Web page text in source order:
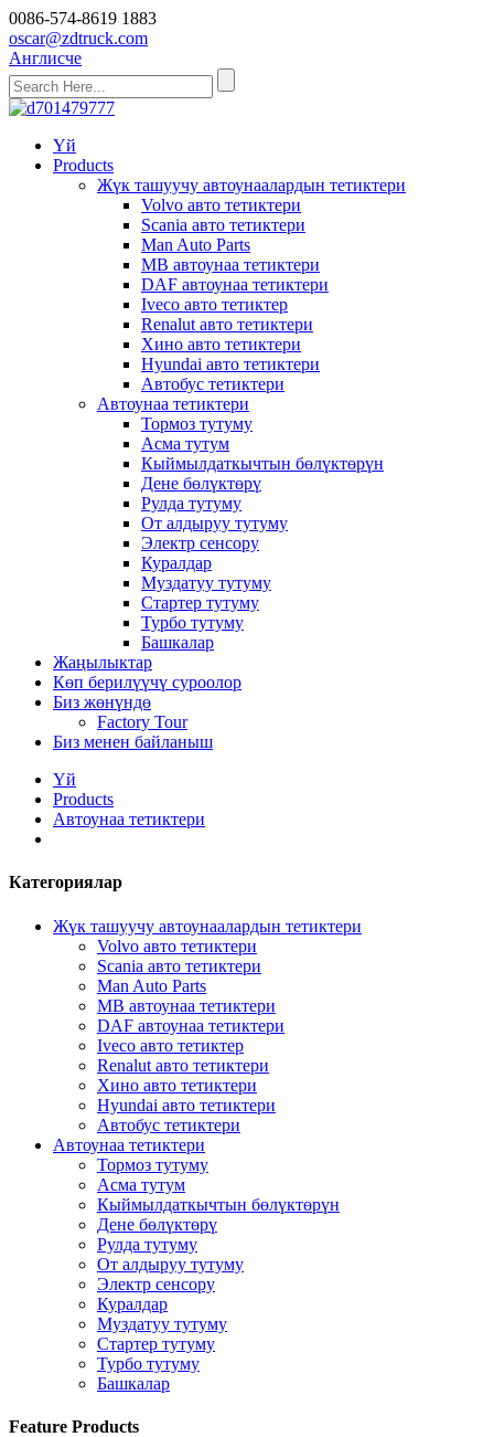
0086-574-8619 1883
oscar@zdtruck.com
Англисче
Үй
Products
Жүк ташуучу автоунаалардын тетиктери
Volvo авто тетиктери
Scania авто тетиктери
Man Auto Parts
MB автоунаа тетиктери
DAF автоунаа тетиктери
Iveco авто тетиктер
Renalut авто тетиктери
Хино авто тетиктери
Hyundai авто тетиктери
Автобус тетиктери
Автоунаа тетиктери
Тормоз тутуму
Асма тутум
Кыймылдаткычтын бөлүктөрүн
Дене бөлүктөрү
Рулда тутуму
От алдыруу тутуму
Электр сенсору
Куралдар
Муздатуу тутуму
Стартер тутуму
Турбо тутуму
Башкалар
Жаңылыктар
Көп берилүүчү суроолор
Биз жөнүндө
Factory Tour
Биз менен байланыш
Үй
Products
Автоунаа тетиктери
Категориялар
Жүк ташуучу автоунаалардын тетиктери
Volvo авто тетиктери
Scania авто тетиктери
Man Auto Parts
MB автоунаа тетиктери
DAF автоунаа тетиктери
Iveco авто тетиктер
Renalut авто тетиктери
Хино авто тетиктери
Hyundai авто тетиктери
Автобус тетиктери
Автоунаа тетиктери
Тормоз тутуму
Асма тутум
Кыймылдаткычтын бөлүктөрүн
Дене бөлүктөрү
Рулда тутуму
От алдыруу тутуму
Электр сенсору
Куралдар
Муздатуу тутуму
Стартер тутуму
Турбо тутуму
Башкалар
Feature Products